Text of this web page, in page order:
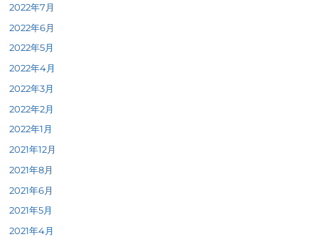
2022年7月
2022年6月
2022年5月
2022年4月
2022年3月
2022年2月
2022年1月
2021年12月
2021年8月
2021年6月
2021年5月
2021年4月